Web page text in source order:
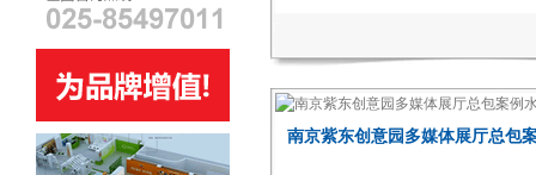
南京紫东创意园多媒体展厅总包